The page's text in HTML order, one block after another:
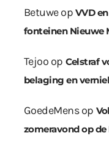
Betuweop VVD
fonteinen Nieuwe
Tejoo op Celstraf
belaging en
GoedeMensop
zomeravond op